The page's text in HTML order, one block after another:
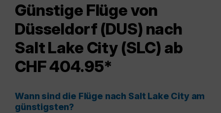
Günstige Flüge von
Düsseldorf (DUS) nach
Salt Lake City (SLC) ab
CHF 404.95*
Wann sind die Flüge nach Salt Lake City am
günstigsten?